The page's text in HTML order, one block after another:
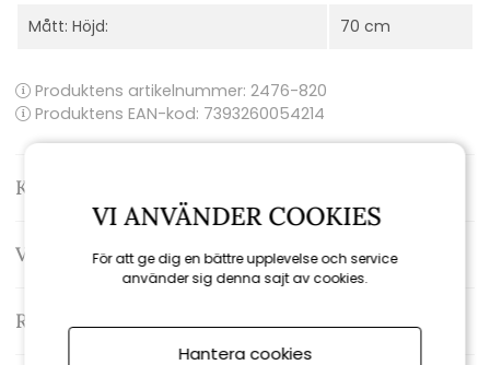
Mått: Höjd: 70 cm
Produktens artikelnummer: 2476-820
Produktens EAN-kod: 7393260054214
Kontakta oss
Varumärke: Brafab
Recensioner
VI ANVÄNDER COOKIES
För att ge dig en bättre upplevelse och service
använder sig denna sajt av cookies.
Hantera cookies